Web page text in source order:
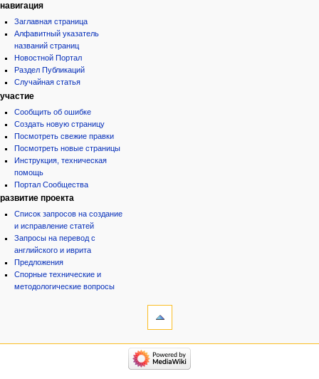
навигация
Заглавная страница
Алфавитный указатель
названий страниц
Новостной Портал
Раздел Публикаций
Случайная статья
участие
Сообщить об ошибке
Создать новую страницу
Посмотреть свежие правки
Посмотреть новые страницы
Инструкция, техническая
помощь
Портал Сообщества
развитие проекта
Список запросов на создание
и исправление статей
Запросы на перевод с
английского и иврита
Предложения
Спорные технические и
методологические вопросы
категории